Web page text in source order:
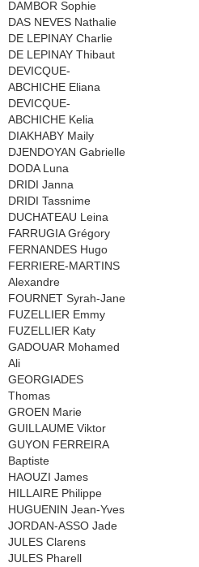
DAMBOR Sophie
DAS NEVES Nathalie
DE LEPINAY Charlie
DE LEPINAY Thibaut
DEVICQUE-
ABCHICHE Eliana
DEVICQUE-
ABCHICHE Kelia
DIAKHABY Maily
DJENDOYAN Gabrielle
DODA Luna
DRIDI Janna
DRIDI Tassnime
DUCHATEAU Leina
FARRUGIA Grégory
FERNANDES Hugo
FERRIERE-MARTINS
Alexandre
FOURNET Syrah-Jane
FUZELLIER Emmy
FUZELLIER Katy
GADOUAR Mohamed
Ali
GEORGIADES
Thomas
GROEN Marie
GUILLAUME Viktor
GUYON FERREIRA
Baptiste
HAOUZI James
HILLAIRE Philippe
HUGUENIN Jean-Yves
JORDAN-ASSO Jade
JULES Clarens
JULES Pharell